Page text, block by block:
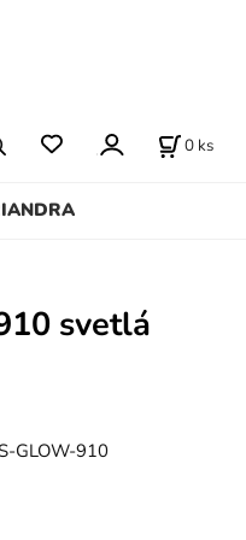
0 ks
svetlá
GLOW-910